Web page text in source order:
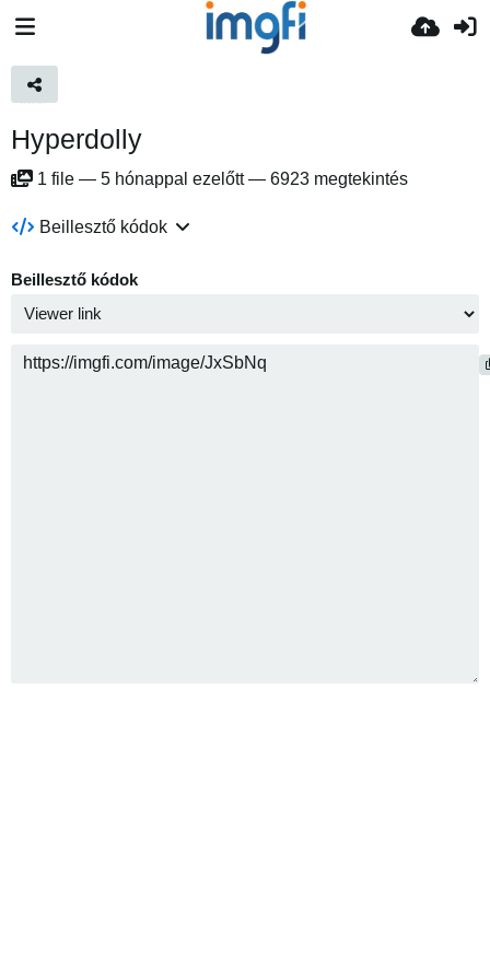
Hyperdolly
1 file — 5 hónappal ezelőtt— 6923 megtekintés
Beillesztő kódok
Beillesztő kódok